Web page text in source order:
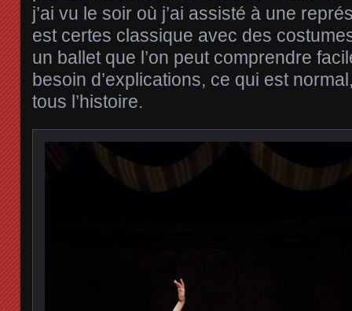
j’ai vu le soir où j’ai assisté à une
est certes classique avec des
un ballet que l’on peut comprendre
besoin d’explications, ce qui est
tous l’histoire.